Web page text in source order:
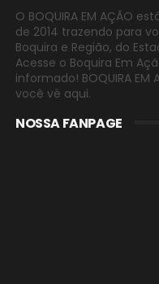
O BOQUIRA EM AÇÃO
de 2014 trazendo para
Boquira e Região, do
Acesse o Boquira Em
informado! BOQUIRA
você vê aqui.
NOSSA FANPAGE